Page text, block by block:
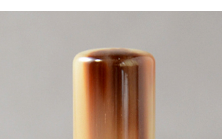
の防虫剤や防虫シートを巻いておくのも効果が高いと言われ